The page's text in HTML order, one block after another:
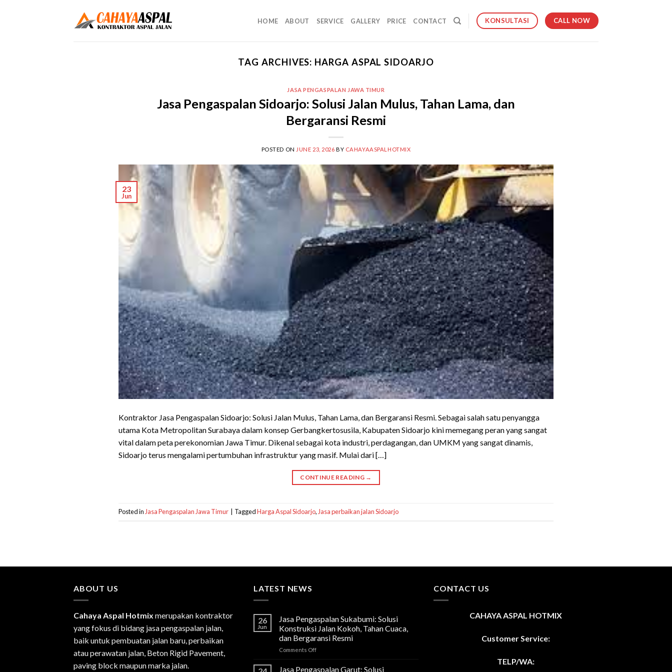
HOME ABOUT SERVICE GALLERY PRICE CONTACT KONSULTASI CALL NOW
TAG ARCHIVES: HARGA ASPAL SIDOARJO
JASA PENGASPALAN JAWA TIMUR
Jasa Pengaspalan Sidoarjo: Solusi Jalan Mulus, Tahan Lama, dan
Bergaransi Resmi
POSTED ON JUNE 23, 2026 BY CAHAYAASPALHOTMIX
23
Jun
Kontraktor Jasa Pengaspalan Sidoarjo: Solusi Jalan Mulus, Tahan Lama, dan Bergaransi Resmi. Sebagai salah satu penyangga
utama Kota Metropolitan Surabaya dalam konsep Gerbangkertosusila, Kabupaten Sidoarjo kini memegang peran yang sangat
vital dalam peta perekonomian Jawa Timur. Dikenal sebagai kota industri, perdagangan, dan UMKM yang sangat dinamis,
Sidoarjo terus mengalami pertumbuhan infrastruktur yang masif. Mulai dari […]
CONTINUE READING →
Posted inJasa Pengaspalan Jawa Timur TaggedHarga Aspal Sidoarjo,Jasa perbaikan jalan Sidoarjo
ABOUT US
Cahaya Aspal Hotmix merupakan kontraktor
yang fokus di bidang jasa pengaspalan jalan,
baik untuk pembuatan jalan baru, perbaikan
atau perawatan jalan, Beton Rigid Pavement,
paving block maupun marka jalan.
LATEST NEWS
26
Jun
Jasa Pengaspalan Sukabumi: Solusi
Konstruksi Jalan Kokoh, Tahan Cuaca,
dan Bergaransi Resmi
Comments Offon
Pengaspalan
Jasa Pengaspalan Garut: Solusi
CONTACT US
CAHAYA ASPAL HOTMIX
Customer Service:
TELP/WA: